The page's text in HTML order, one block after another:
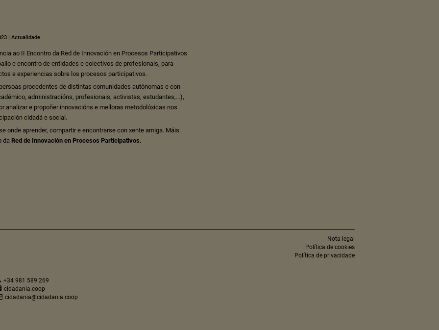
| Actualidade
ao II Encontro da Red de Innovación en Procesos Participativos
e encontro de entidades e colectivos de profesionais, para
e experiencias sobre los procesos participativos.
procedentes de distintas comunidades autónomas e con
administracións, profesionais, activistas, estudantes,…),
analizar e propoñer innovacións e melloras metodolóxicas nos
cidadá e social.
onde aprender, compartir e encontrarse con xente amiga. Máis
da Red de Innovación en Procesos Participativos.
+34 981 589 269
cidadania.coop
cidadania@cidadania.coop
Nota legal
Política de cookies
Política de privacidade